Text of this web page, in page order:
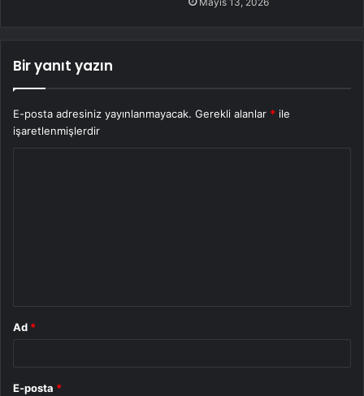
Bir yanıt yazın
E-posta adresiniz yayınlanmayacak. Gerekli alanlar * ile
işaretlenmişlerdir
Ad *
E-posta *